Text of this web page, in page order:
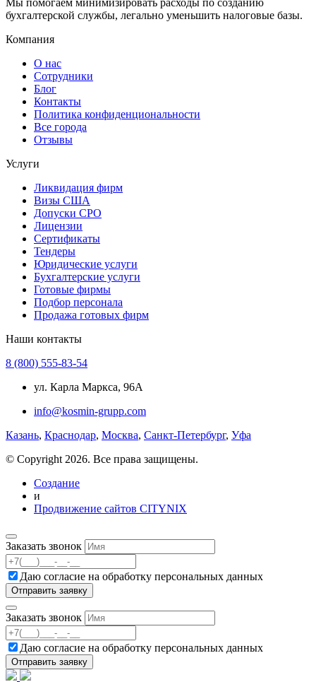
Мы помогаем минимизировать расходы по созданию
бухгалтерской службы, легально уменьшить налоговые базы.
Компания
О нас
Сотрудники
Блог
Контакты
Политика конфиденциональности
Все города
Отзывы
Услуги
Ликвидация фирм
Визы США
Допуски СРО
Лицензии
Сертификаты
Тендеры
Юридические услуги
Бухгалтерские услуги
Готовые фирмы
Подбор персонала
Продажа готовых фирм
Наши контакты
8 (800) 555-83-54
ул. Карла Маркса, 96А
info@kosmin-grupp.com
Казань, Краснодар, Москва, Санкт-Петербург, Уфа
© Copyright 2026. Все права защищены.
Создание
и
Продвижение сайтов CITYNIX
Заказать звонок
Даю согласие на обработку персональных данных
Заказать звонок
Даю согласие на обработку персональных данных